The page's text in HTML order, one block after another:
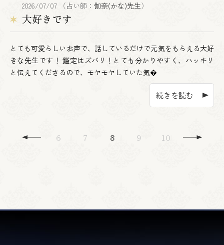
2026/07/07 （占い師： 伽奈(かな)先生）
大好きです
とても可愛らしいお声で、話しているだけで元気をもらえる大好
きな先生です！ 鑑定はズバリ！とても分かりやすく、ハッキリ
と伝えてくださるので、モヤモヤしていた気�
続きを読む
6 7 8 9 10